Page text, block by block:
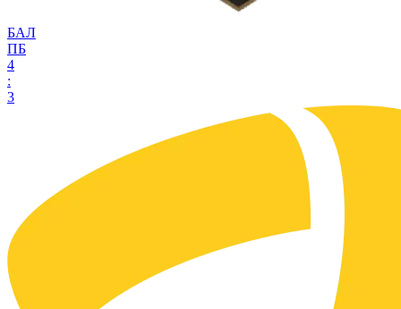
БАЛ
ПБ
4
:
3